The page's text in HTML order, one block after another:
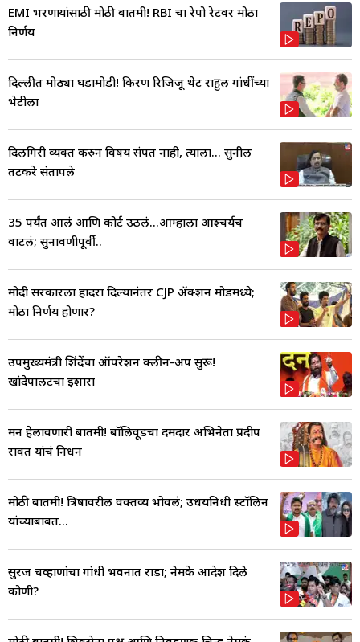
EMI भरणाऱ्यांसाठी मोठी बातमी! RBI चा रेपो रेटवर मोठा
निर्णय
दिल्लीत मोठ्या घडामोडी! किरण रिजिजू थेट राहुल गांधींच्या
भेटीला
दिलगिरी व्यक्त करुन विषय संपत नाही, त्याला... सुनील
तटकरे संतापले
35 पर्यंत आलं आणि कोर्ट उठलं...आम्हाला आश्चर्यच
वाटलं; सुनावणीपूर्वी..
मोदी सरकारला हादरा दिल्यानंतर CJP ॲक्शन मोडमध्ये;
मोठा निर्णय होणार?
उपमुख्यमंत्री शिंदेंचा ऑपरेशन क्लीन-अप सुरू!
खांदेपालटचा इशारा
मन हेलावणारी बातमी! बॉलिवूडचा दमदार अभिनेता प्रदीप
रावत यांचं निधन
मोठी बातमी! त्रिषावरील वक्तव्य भोवलं; उधयनिधी स्टॉलिन
यांच्याबाबत...
सुरज चव्हाणांचा गांधी भवनात राडा; नेमके आदेश दिले
कोणी?